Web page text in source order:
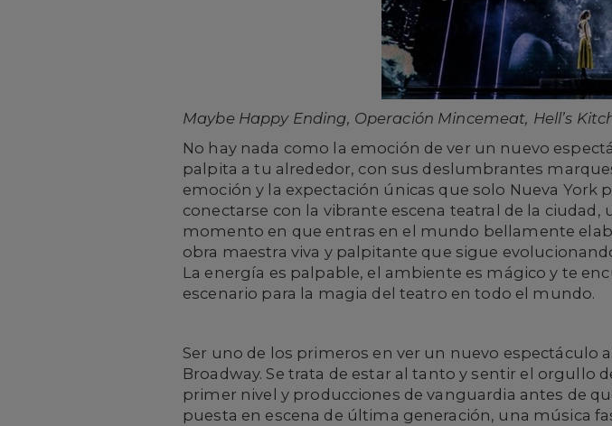
Maybe Happy Ending, Operación Mincemeat, Hell’s
No hay nada como la emoción de ver un nuevo
palpita a tu alrededor, con sus deslumbrantes
emoción y la expectación únicas que solo Nueva York
conectarse con la vibrante escena teatral de la
momento en que entras en el mundo bellamente
obra maestra viva y palpitante que sigue
La energía es palpable, el ambiente es mágico y te
escenario para la magia del teatro en todo el mundo.
Ser uno de los primeros en ver un nuevo espectáculo
Broadway. Se trata de estar al tanto y sentir el orgullo
primer nivel y producciones de vanguardia antes de
puesta en escena de última generación, una música